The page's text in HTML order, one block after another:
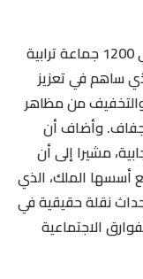
وأكد أن أكثر من 17 مليون أسرة في حوالي 1200 جماعة ترابية
ساهم في تعزيز
والتخفيف من مظاهر
وأضاف أن
مشيرا إلى أن
أسسها الملك، الذي
نقلة حقيقية في
الاجتماعية